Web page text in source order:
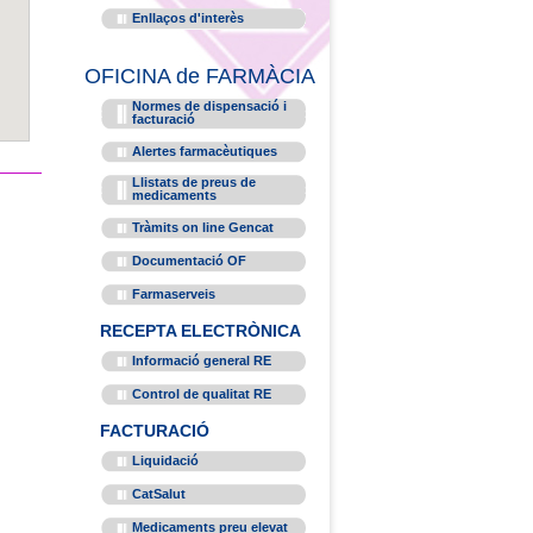
Enllaços d'interès
OFICINA de FARMÀCIA
Normes de dispensació i
facturació
Alertes farmacèutiques
Llistats de preus de
medicaments
Tràmits on line Gencat
Documentació OF
Farmaserveis
RECEPTA ELECTRÒNICA
Informació general RE
Control de qualitat RE
FACTURACIÓ
Liquidació
CatSalut
Medicaments preu elevat